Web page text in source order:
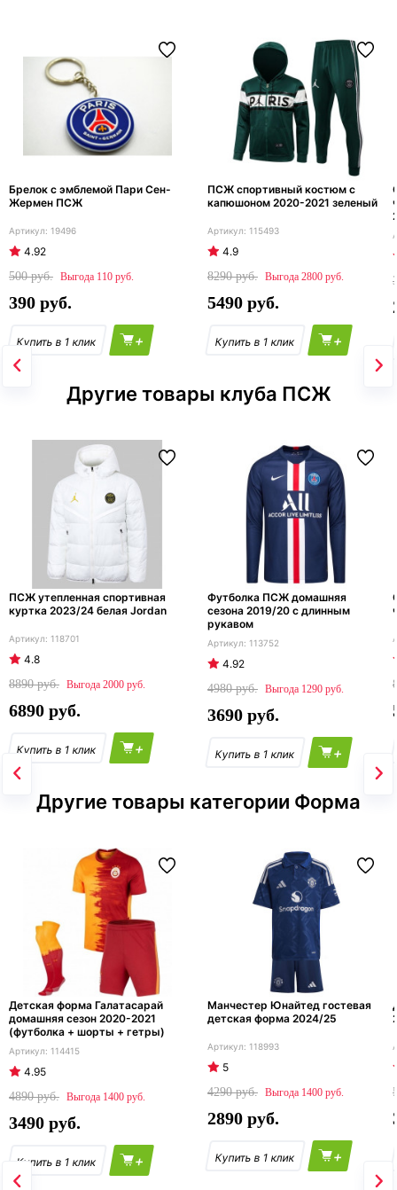
Брелок с эмблемой Пари Сен-
Жермен ПСЖ
19496
4.92
500
110
390
+
ПСЖ спортивный костюм с
капюшоном 2020-2021 зеленый
115493
4.9
8290
2800
5490
+
Другие товары клуба ПСЖ
ПСЖ утепленная спортивная
куртка 2023/24 белая Jordan
118701
4.8
8890
2000
6890
+
Футболка ПСЖ домашняя
сезона 2019/20 с длинным
рукавом
113752
4.92
4980
1290
3690
+
Другие товары категории Форма
Детская форма Галатасарай
домашняя сезон 2020-2021
(футболка + шорты + гетры)
114415
4.95
4890
1400
3490
+
Манчестер Юнайтед гостевая
детская форма 2024/25
118993
5
4290
1400
2890
+